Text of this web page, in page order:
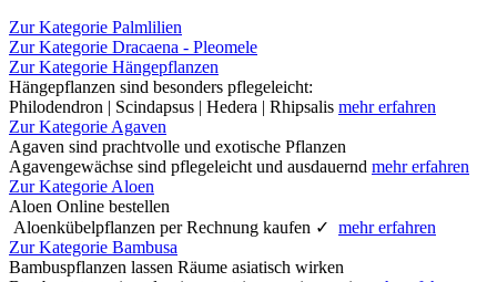
Zur Kategorie Palmlilien
Zur Kategorie Dracaena - Pleomele
Zur Kategorie Hängepflanzen
Hängepflanzen sind besonders pflegeleicht:
Philodendron | Scindapsus | Hedera | Rhipsalis mehr erfahren
Zur Kategorie Agaven
Agaven sind prachtvolle und exotische Pflanzen
Agavengewächse sind pflegeleicht und ausdauernd mehr erfahren
Zur Kategorie Aloen
Aloen Online bestellen
Aloenkübelpflanzen per Rechnung kaufen ✓ mehr erfahren
Zur Kategorie Bambusa
Bambuspflanzen lassen Räume asiatisch wirken